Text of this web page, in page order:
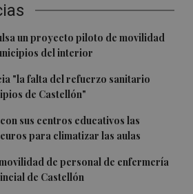
un proyecto piloto de movilidad
del interior
"la falta del refuerzo sanitario
de Castellón"
sus centros educativos las
para climatizar las aulas
de personal de enfermería
de Castellón